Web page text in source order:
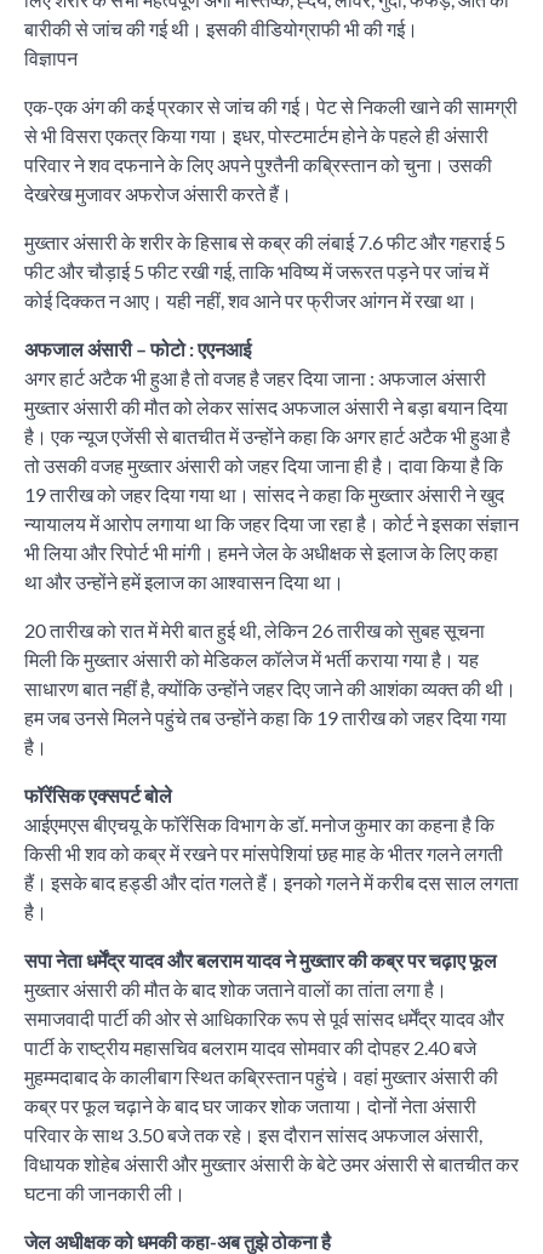
बारीकी से जांच की गई थी। इसकी वीडियोग्राफी भी की गई।
विज्ञापन
एक-एक अंग की कई प्रकार से जांच की गई। पेट से निकली खाने की सामग्री
से भी विसरा एकत्र किया गया। इधर, पोस्टमार्टम होने के पहले ही अंसारी
परिवार ने शव दफनाने के लिए अपने पुश्तैनी कब्रिस्तान को चुना। उसकी
देखरेख मुजावर अफरोज अंसारी करते हैं।
मुख्तार अंसारी के शरीर के हिसाब से कब्र की लंबाई 7.6 फीट और गहराई 5
फीट और चौड़ाई 5 फीट रखी गई, ताकि भविष्य में जरूरत पड़ने पर जांच में
कोई दिक्कत न आए। यही नहीं, शव आने पर फ्रीजर आंगन में रखा था।
अफजाल अंसारी – फोटो : एएनआई
अगर हार्ट अटैक भी हुआ है तो वजह है जहर दिया जाना : अफजाल अंसारी
मुख्तार अंसारी की मौत को लेकर सांसद अफजाल अंसारी ने बड़ा बयान दिया
है। एक न्यूज एजेंसी से बातचीत में उन्होंने कहा कि अगर हार्ट अटैक भी हुआ है
तो उसकी वजह मुख्तार अंसारी को जहर दिया जाना ही है। दावा किया है कि
19 तारीख को जहर दिया गया था। सांसद ने कहा कि मुख्तार अंसारी ने खुद
न्यायालय में आरोप लगाया था कि जहर दिया जा रहा है। कोर्ट ने इसका संज्ञान
भी लिया और रिपोर्ट भी मांगी। हमने जेल के अधीक्षक से इलाज के लिए कहा
था और उन्होंने हमें इलाज का आश्वासन दिया था।
20 तारीख को रात में मेरी बात हुई थी, लेकिन 26 तारीख को सुबह सूचना
मिली कि मुख्तार अंसारी को मेडिकल कॉलेज में भर्ती कराया गया है। यह
साधारण बात नहीं है, क्योंकि उन्होंने जहर दिए जाने की आशंका व्यक्त की थी।
हम जब उनसे मिलने पहुंचे तब उन्होंने कहा कि 19 तारीख को जहर दिया गया
है।
फॉरेंसिक एक्सपर्ट बोले
आईएमएस बीएचयू के फॉरेंसिक विभाग के डॉ. मनोज कुमार का कहना है कि
किसी भी शव को कब्र में रखने पर मांसपेशियां छह माह के भीतर गलने लगती
हैं। इसके बाद हड्डी और दांत गलते हैं। इनको गलने में करीब दस साल लगता
है।
सपा नेता धर्मेंद्र यादव और बलराम यादव ने मुख्तार की कब्र पर चढ़ाए फूल
मुख्तार अंसारी की मौत के बाद शोक जताने वालों का तांता लगा है।
समाजवादी पार्टी की ओर से आधिकारिक रूप से पूर्व सांसद धर्मेंद्र यादव और
पार्टी के राष्ट्रीय महासचिव बलराम यादव सोमवार की दोपहर 2.40 बजे
मुहम्मदाबाद के कालीबाग स्थित कब्रिस्तान पहुंचे। वहां मुख्तार अंसारी की
कब्र पर फूल चढ़ाने के बाद घर जाकर शोक जताया। दोनों नेता अंसारी
परिवार के साथ 3.50 बजे तक रहे। इस दौरान सांसद अफजाल अंसारी,
विधायक शोहेब अंसारी और मुख्तार अंसारी के बेटे उमर अंसारी से बातचीत कर
घटना की जानकारी ली।
जेल अधीक्षक को धमकी कहा-अब तुझे ठोकना है